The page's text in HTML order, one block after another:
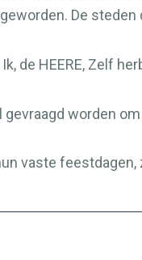
De
de HEERE, Zelf
worden
vaste